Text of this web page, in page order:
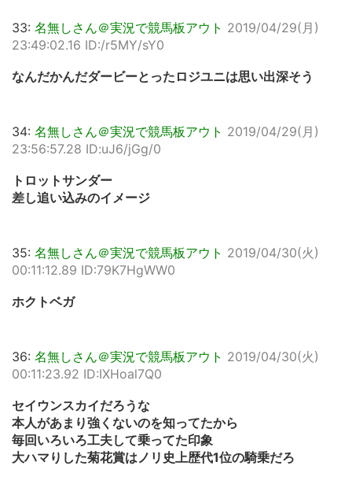
33: 名無しさん＠実況で競馬板アウト 2019/04/29(月)
23:49:02.16 ID:/r5MY/sY0
なんだかんだダービーとったロジユニは思い出深そう
34: 名無しさん＠実況で競馬板アウト 2019/04/29(月)
23:56:57.28 ID:uJ6/jGg/0
トロットサンダー
差し追い込みのイメージ
35: 名無しさん＠実況で競馬板アウト 2019/04/30(火)
00:11:12.89 ID:79K7HgWW0
ホクトベガ
36: 名無しさん＠実況で競馬板アウト 2019/04/30(火)
00:11:23.92 ID:IXHoal7Q0
セイウンスカイだろうな
本人があまり強くないのを知ってたから
毎回いろいろ工夫して乗ってた印象
大ハマりした菊花賞はノリ史上歴代1位の騎乗だろ